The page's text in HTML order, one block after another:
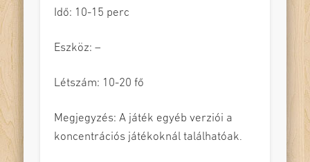
Idő: 10-15 perc
Eszköz: –
Létszám: 10-20 fő
Megjegyzés: A játék egyéb verziói a
koncentrációs játékoknál találhatóak.